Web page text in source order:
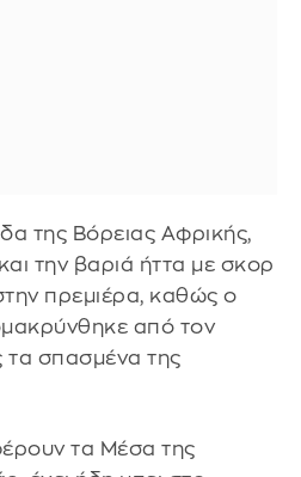
της Βόρειας Αφρικής,
την βαριά ήττα με σκορ
πρεμιέρα, καθώς ο
από τον
σπασμένα της
τα Μέσα της